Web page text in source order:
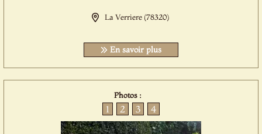
La Verriere (78320)
En savoir plus
Photos :
1 2 3 4